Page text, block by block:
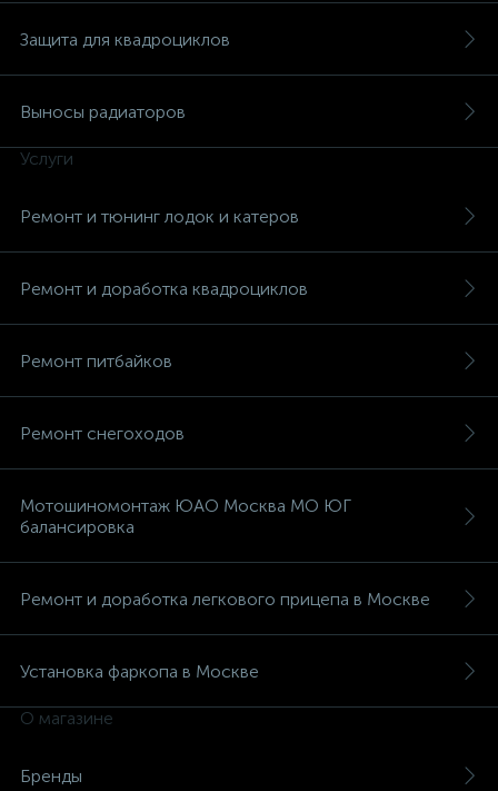
Защита для квадроциклов
Выносы радиаторов
Услуги
Ремонт и тюнинг лодок и катеров
Ремонт и доработка квадроциклов
Ремонт питбайков
Ремонт снегоходов
Мотошиномонтаж ЮАО Москва МО ЮГ
балансировка
Ремонт и доработка легкового прицепа в Москве
Установка фаркопа в Москве
О магазине
Бренды